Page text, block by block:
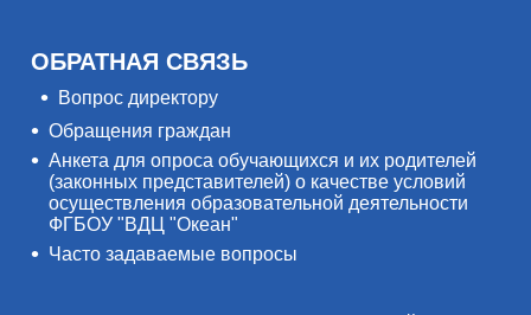
ОБРАТНАЯ СВЯЗЬ
Вопрос директору
Обращения граждан
Анкета для опроса обучающихся и их родителей
(законных представителей) о качестве условий
осуществления образовательной деятельности
ФГБОУ "ВДЦ "Океан"
Часто задаваемые вопросы